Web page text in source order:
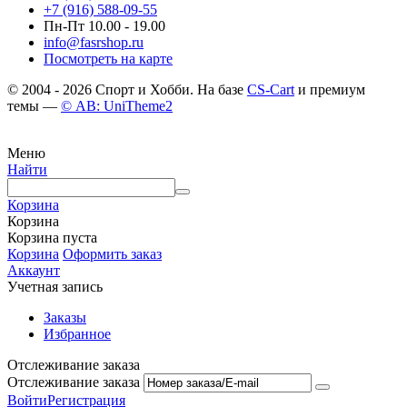
+7 (916) 588-09-55
Пн-Пт 10.00 - 19.00
info@fasrshop.ru
Посмотреть на карте
© 2004 - 2026 Спорт и Хобби. На базе CS-Cart и премиум
темы — © AB: UniTheme2
Меню
Найти
Корзина
Корзина
Корзина пуста
Корзина Оформить заказ
Аккаунт
Учетная запись
Заказы
Избранное
Отслеживание заказа
Отслеживание заказа
ВойтиРегистрация